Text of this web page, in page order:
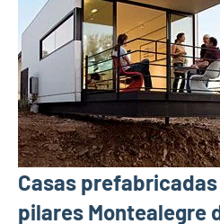
Casas
pilares Montealegre